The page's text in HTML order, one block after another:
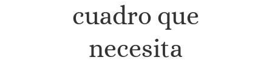
cuadro que
necesita